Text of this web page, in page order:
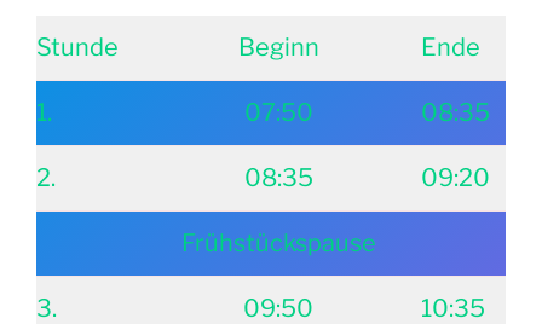
Stunde Beginn Ende
1. 07:50 08:35
2. 08:35 09:20
Frühstückspause
3. 09:50 10:35